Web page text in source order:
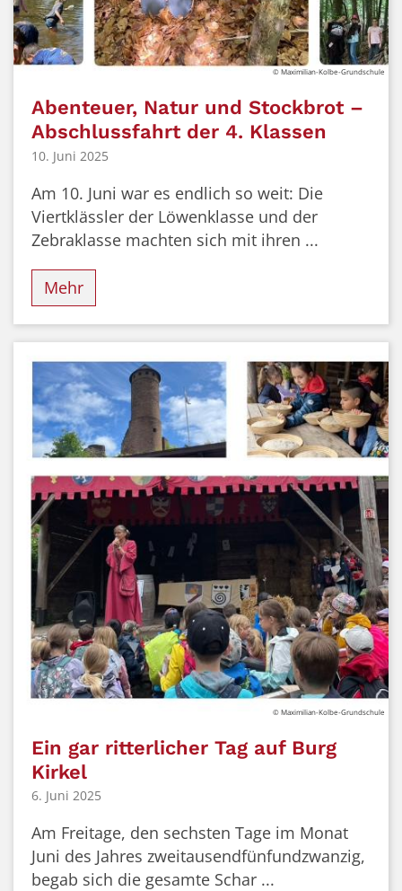
© Maximilian-Kolbe-Grundschule
Abenteuer, Natur und Stockbrot –
Abschlussfahrt der 4. Klassen
10. Juni 2025
Am 10. Juni war es endlich so weit: Die
Viertklässler der Löwenklasse und der
Zebraklasse machten sich mit ihren ...
Mehr
© Maximilian-Kolbe-Grundschule
Ein gar ritterlicher Tag auf Burg
Kirkel
6. Juni 2025
Am Freitage, den sechsten Tage im Monat
Juni des Jahres zweitausendfünfundzwanzig,
begab sich die gesamte Schar ...